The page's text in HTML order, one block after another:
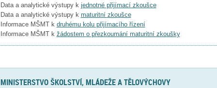
Data a analytické výstupy k jednotné přijímací zkoušce
Data a analytické výstupy k maturitní zkoušce
Informace MŠMT k druhému kolu přijímacího řízení
Informace MŠMT k žádostem o přezkoumání maturitní zkoušky
MINISTERSTVO ŠKOLSTVÍ, MLÁDEŽE A TĚLOVÝCHOVY